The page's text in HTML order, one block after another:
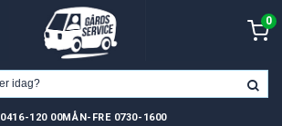
0
0416-120 00MÅN-FRE 0730-1600